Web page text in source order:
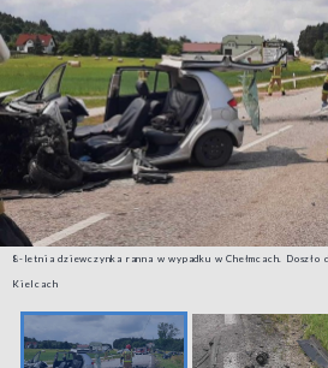
8-letnia dziewczynka ranna w wypadku w Chełmcach.
Kielcach